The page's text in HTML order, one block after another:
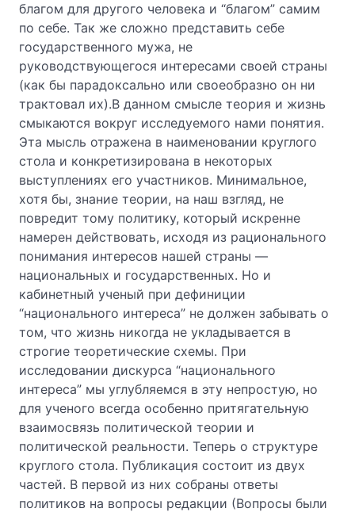
благом для другого человека и “благом” самим
по себе. Так же сложно представить себе
государственного мужа, не
руководствующегося интересами своей страны
(как бы парадоксально или своеобразно он ни
трактовал их).В данном смысле теория и жизнь
смыкаются вокруг исследуемого нами понятия.
Эта мысль отражена в наименовании круглого
стола и конкретизирована в некоторых
выступлениях его участников. Минимальное,
хотя бы, знание теории, на наш взгляд, не
повредит тому политику, который искренне
намерен действовать, исходя из рационального
понимания интересов нашей страны —
национальных и государственных. Но и
кабинетный ученый при дефиниции
“национального интереса” не должен забывать о
том, что жизнь никогда не укладывается в
строгие теоретические схемы. При
исследовании дискурса “национального
интереса” мы углубляемся в эту непростую, но
для ученого всегда особенно притягательную
взаимосвязь политической теории и
политической реальности. Теперь о структуре
круглого стола. Публикация состоит из двух
частей. В первой из них собраны ответы
политиков на вопросы редакции (Вопросы были